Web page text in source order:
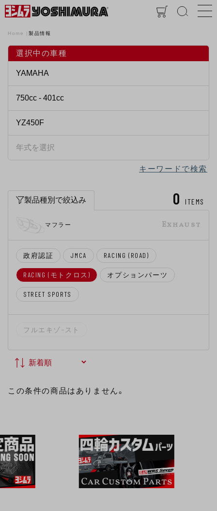
Home 製品情報
選択中の車種
キーワードで検索
0 ITEMS
製品種別で絞込み
Exhaust
マフラー
政府認証 JMCA RACING (ROAD)
RACING (モトクロス) オプションパーツ
STREET SPORTS
フルエキゾ−スト
この条件の商品はありません。